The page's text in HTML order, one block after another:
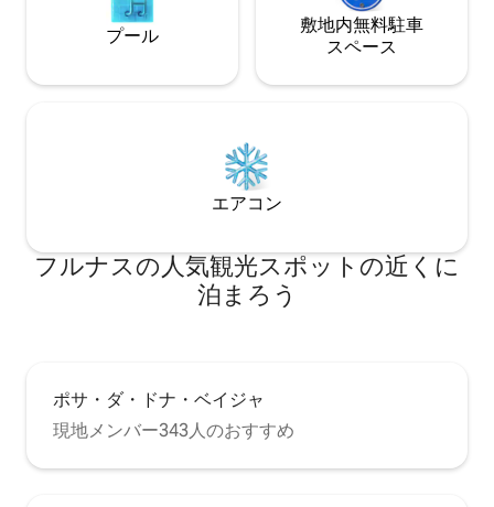
プール
敷地内無料駐⁠車
ス⁠ペ⁠ー⁠ス
エアコン
フルナスの人気観光スポットの近くに
泊まろう
ポサ・ダ・ドナ・ベイジャ
現地メンバー343人のおすすめ